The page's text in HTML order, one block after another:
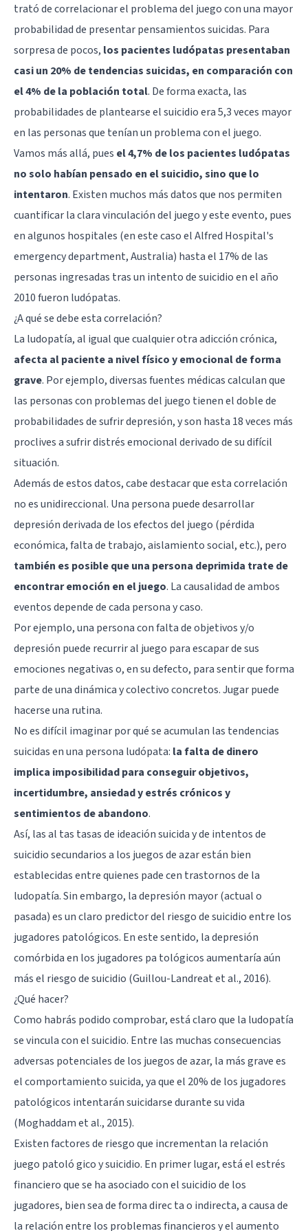
trató de correlacionar el problema del juego con una mayor
probabilidad de presentar pensamientos suicidas. Para
sorpresa de pocos, los pacientes ludópatas presentaban
casi un 20% de tendencias suicidas, en comparación con
el 4% de la población total. De forma exacta, las
probabilidades de plantearse el suicidio era 5,3 veces mayor
en las personas que tenían un problema con el juego.
Vamos más allá, pues el 4,7% de los pacientes ludópatas
no solo habían pensado en el suicidio, sino que lo
intentaron. Existen muchos más datos que nos permiten
cuantificar la clara vinculación del juego y este evento, pues
en algunos hospitales (en este caso el Alfred Hospital's
emergency department, Australia) hasta el 17% de las
personas ingresadas tras un intento de suicidio en el año
2010 fueron ludópatas.
¿A qué se debe esta correlación?
La ludopatía, al igual que cualquier otra adicción crónica,
afecta al paciente a nivel físico y emocional de forma
grave. Por ejemplo, diversas fuentes médicas calculan que
las personas con problemas del juego tienen el doble de
probabilidades de sufrir depresión, y son hasta 18 veces más
proclives a sufrir distrés emocional derivado de su difícil
situación.
Además de estos datos, cabe destacar que esta correlación
no es unidireccional. Una persona puede desarrollar
depresión derivada de los efectos del juego (pérdida
económica, falta de trabajo, aislamiento social, etc.), pero
también es posible que una persona deprimida trate de
encontrar emoción en el juego. La causalidad de ambos
eventos depende de cada persona y caso.
Por ejemplo, una persona con falta de objetivos y/o
depresión puede recurrir al juego para escapar de sus
emociones negativas o, en su defecto, para sentir que forma
parte de una dinámica y colectivo concretos. Jugar puede
hacerse una rutina.
No es difícil imaginar por qué se acumulan las tendencias
suicidas en una persona ludópata: la falta de dinero
implica imposibilidad para conseguir objetivos,
incertidumbre, ansiedad y estrés crónicos y
sentimientos de abandono.
Así, las al tas tasas de ideación suicida y de intentos de
suicidio secundarios a los juegos de azar están bien
establecidas entre quienes pade cen trastornos de la
ludopatía. Sin embargo, la depresión mayor (actual o
pasada) es un claro predictor del riesgo de suicidio entre los
jugadores patológicos. En este sentido, la depresión
comórbida en los jugadores pa tológicos aumentaría aún
más el riesgo de suicidio (Guillou-Landreat et al., 2016).
¿Qué hacer?
Como habrás podido comprobar, está claro que la ludopatía
se vincula con el suicidio. Entre las muchas consecuencias
adversas potenciales de los juegos de azar, la más grave es
el comportamiento suicida, ya que el 20% de los jugadores
patológicos intentarán suicidarse durante su vida
(Moghaddam et al., 2015).
Existen factores de riesgo que incrementan la relación
juego patoló gico y suicidio. En primer lugar, está el estrés
financiero que se ha asociado con el suicidio de los
jugadores, bien sea de forma direc ta o indirecta, a causa de
la relación entre los problemas financieros y el aumento